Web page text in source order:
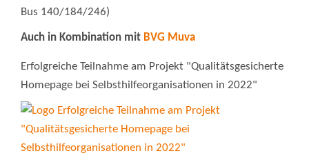
Bus 140/184/246)
Auch in Kombination mit BVG Muva
Erfolgreiche Teilnahme am Projekt "Qualitätsgesicherte
Homepage bei Selbsthilfeorganisationen in 2022"